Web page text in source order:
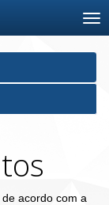
acordo com a